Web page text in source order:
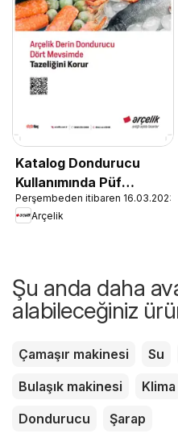
Katalog Dondurucu
Kullanımında Püf
Noktaları
Perşembeden itibaren 16.03.2023
Arçelik
Şu anda daha
alabileceğiniz
Çamaşır makinesi Su
Bulaşık makinesi
Klima
Dondurucu
Şarap